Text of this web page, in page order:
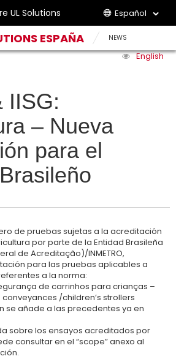
UL Solutions Español
ESPAÑA NEWS
English
IISG:
– Nueva
para el
de pruebas sujetas a la acreditación
por parte de la Entidad Brasileña
de Acreditação)/INMETRO,
para las pruebas aplicables a
a la norma:
de carrinhos para crianças –
/children’s strollers
se añade a las precedentes ya en
sobre los ensayos acreditados por
consultar en el “scope” anexo al